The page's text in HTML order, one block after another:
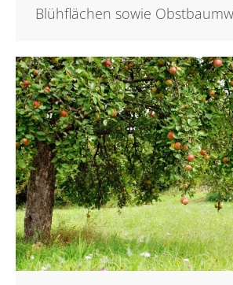
Blühflächen sowie